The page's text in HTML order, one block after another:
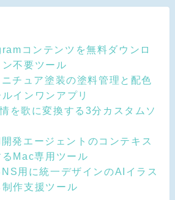
コンテンツを無料ダウンロ
不要ツール
チュア塗装の塗料管理と配色
インワンアプリ
を歌に変換する3分カスタムソ
発エージェントのコンテキス
るMac専用ツール
用に統一デザインのAIイラス
制作支援ツール